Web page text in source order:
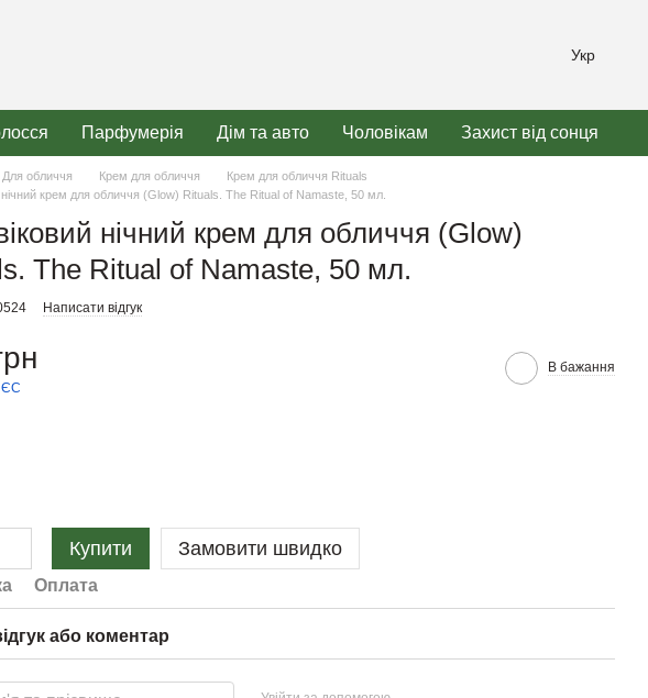
Укр
Парфумерія Дім та авто Чоловікам Захист від сонця
Для обличчя Крем для обличчя
Крем для обличчя Rituals
нічний крем для обличчя (Glow) Rituals. The Ritual of Namaste, 50 мл.
нічний крем для обличчя (Glow)
The Ritual of Namaste, 50 мл.
Написати відгук
ЄС
В бажання
Купити Замовити швидко
Оплата
або коментар